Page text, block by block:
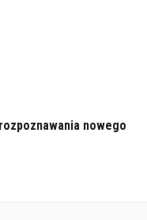
nowego